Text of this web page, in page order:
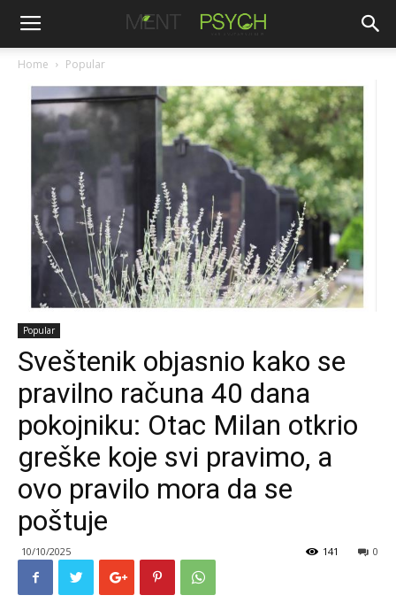
Home Popular
Popular
Sveštenik objasnio kako se
pravilno računa 40 dana
pokojniku: Otac Milan otkrio
greške koje svi pravimo, a
ovo pravilo mora da se
poštuje
10/10/2025 0
141